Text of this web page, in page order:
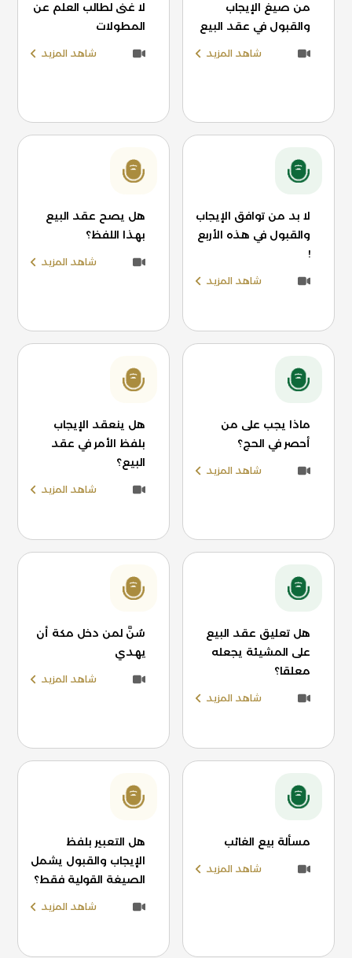
من صيغ الإيجاب
والقبول في عقد البيع
شاهد المزيد
لا غنى لطالب العلم عن
المطولات
شاهد المزيد
لا بد من توافق الإيجاب
والقبول في هذه الأربع
!
شاهد المزيد
هل يصح عقد البيع
بهذا اللفظ؟
شاهد المزيد
ماذا يجب على من
أحصر في الحج؟
شاهد المزيد
هل ينعقد الإيجاب
بلفظ الأمر في عقد
البيع؟
شاهد المزيد
هل تعليق عقد البيع
على المشيئة يجعله
معلقا؟
شاهد المزيد
سُنَّ لمن دخل مكة أن
يهدي
شاهد المزيد
مسألة بيع الغائب
شاهد المزيد
هل التعبير بلفظ
الإيجاب والقبول يشمل
الصيغة القولية فقط؟
شاهد المزيد